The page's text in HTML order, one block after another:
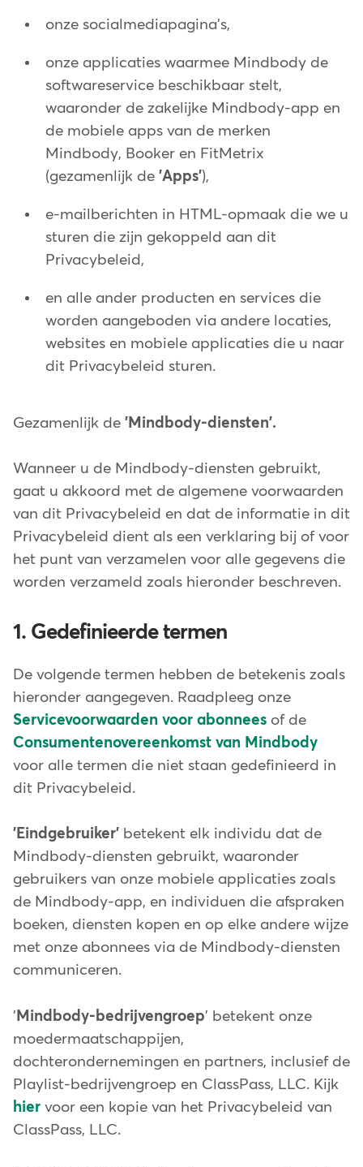
onze socialmediapagina's,
onze applicaties waarmee Mindbody de
softwareservice beschikbaar stelt,
waaronder de zakelijke Mindbody-app en
de mobiele apps van de merken
Mindbody, Booker en FitMetrix
(gezamenlijk de 'Apps'),
e-mailberichten in HTML-opmaak die we u
sturen die zijn gekoppeld aan dit
Privacybeleid,
en alle ander producten en services die
worden aangeboden via andere locaties,
websites en mobiele applicaties die u naar
dit Privacybeleid sturen.
Gezamenlijk de 'Mindbody-diensten'.
Wanneer u de Mindbody-diensten gebruikt,
gaat u akkoord met de algemene voorwaarden
van dit Privacybeleid en dat de informatie in dit
Privacybeleid dient als een verklaring bij of voor
het punt van verzamelen voor alle gegevens die
worden verzameld zoals hieronder beschreven.
1. Gedefinieerde termen
De volgende termen hebben de betekenis zoals
hieronder aangegeven. Raadpleeg onze
Servicevoorwaarden voor abonnees of de
Consumentenovereenkomst van Mindbody
voor alle termen die niet staan gedefinieerd in
dit Privacybeleid.
'Eindgebruiker' betekent elk individu dat de
Mindbody-diensten gebruikt, waaronder
gebruikers van onze mobiele applicaties zoals
de Mindbody-app, en individuen die afspraken
boeken, diensten kopen en op elke andere wijze
met onze abonnees via de Mindbody-diensten
communiceren.
' Mindbody-bedrijvengroep' betekent onze
moedermaatschappijen,
dochterondernemingen en partners, inclusief de
Playlist-bedrijvengroep en ClassPass, LLC. Kijk
hier voor een kopie van het Privacybeleid van
ClassPass, LLC.